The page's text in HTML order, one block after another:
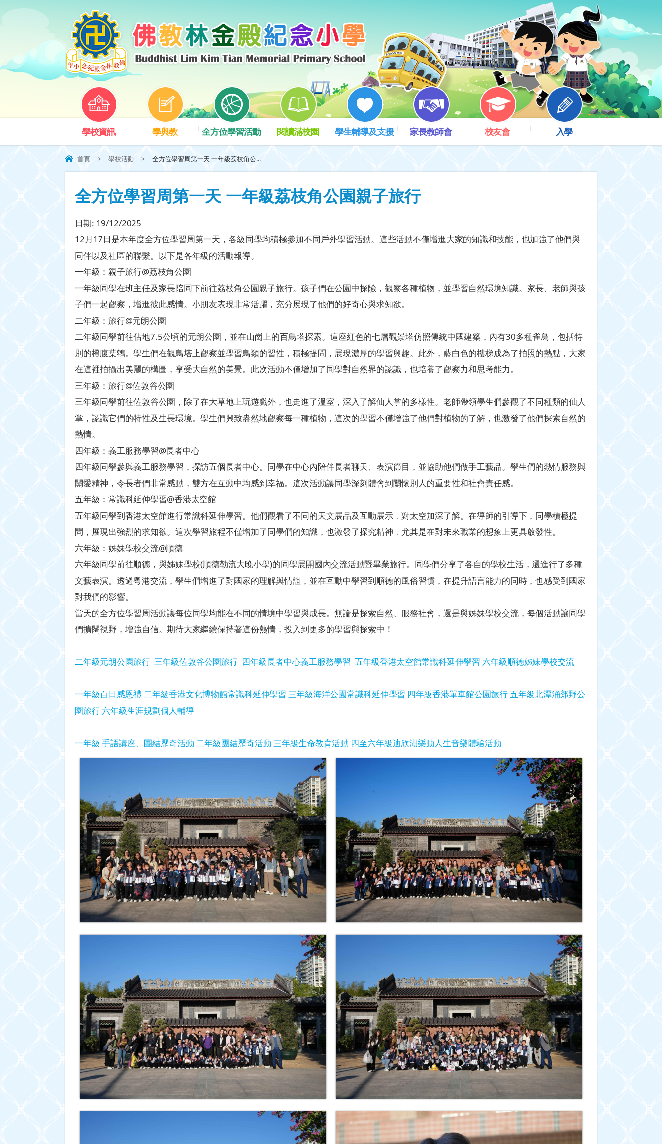
學校資訊 學與教 全方位學習活動 閱讀滿校園 學生輔導及支援 家長教師會 校友會 入學
首頁 > 學校活動 > 全方位學習周第一天 一年級荔枝角公...
全方位學習周第一天 一年級荔枝角公園親子旅行
日期: 19/12/2025
12月17日是本年度全方位學習周第一天，各級同學均積極參加不同戶外學習活動。這些活動不僅增進大家的知識和技能，也加強了他們與
同伴以及社區的聯繫。以下是各年級的活動報導。
一年級：親子旅行@荔枝角公園
一年級同學在班主任及家長陪同下前往荔枝角公園親子旅行。孩子們在公園中探險，觀察各種植物，並學習自然環境知識。家長、老師與孩
子們一起觀察，增進彼此感情。小朋友表現非常活躍，充分展現了他們的好奇心與求知欲。
二年級：旅行@元朗公園
二年級同學前往佔地7.5公頃的元朗公園，並在山崗上的百鳥塔探索。這座紅色的七層觀景塔仿照傳統中國建築，內有30多種雀鳥，包括特
別的橙腹葉鵯。學生們在觀鳥塔上觀察並學習鳥類的習性，積極提問，展現濃厚的學習興趣。此外，藍白色的樓梯成為了拍照的熱點，大家
在這裡拍攝出美麗的構圖，享受大自然的美景。此次活動不僅增加了同學對自然界的認識，也培養了觀察力和思考能力。
三年級：旅行@佐敦谷公園
三年級同學前往佐敦谷公園，除了在大草地上玩遊戲外，也走進了溫室，深入了解仙人掌的多樣性。老師帶領學生們參觀了不同種類的仙人
掌，認識它們的特性及生長環境。學生們興致盎然地觀察每一種植物，這次的學習不僅增強了他們對植物的了解，也激發了他們探索自然的
熱情。
四年級：義工服務學習@長者中心
四年級同學參與義工服務學習，探訪五個長者中心。同學在中心內陪伴長者聊天、表演節目，並協助他們做手工藝品。學生們的熱情服務與
關愛精神，令長者們非常感動，雙方在互動中均感到幸福。這次活動讓同學深刻體會到關懷別人的重要性和社會責任感。
五年級：常識科延伸學習@香港太空館
五年級同學到香港太空館進行常識科延伸學習。他們觀看了不同的天文展品及互動展示，對太空加深了解。在導師的引導下，同學積極提
問，展現出強烈的求知欲。這次學習旅程不僅增加了同學們的知識，也激發了探究精神，尤其是在對未來職業的想象上更具啟發性。
六年級：姊妹學校交流@順德
六年級同學前往順德，與姊妹學校(順德勒流大晚小學)的同學展開國內交流活動暨畢業旅行。同學們分享了各自的學校生活，還進行了多種
文藝表演。透過粵港交流，學生們增進了對國家的理解與情誼，並在互動中學習到順德的風俗習慣，在提升語言能力的同時，也感受到國家
對我們的影響。
當天的全方位學習周活動讓每位同學均能在不同的情境中學習與成長。無論是探索自然、服務社會，還是與姊妹學校交流，每個活動讓同學
們擴闊視野，增強自信。期待大家繼續保持著這份熱情，投入到更多的學習與探索中！
二年級元朗公園旅行 三年級佐敦谷公園旅行 四年級長者中心義工服務學習 五年級香港太空館常識科延伸學習 六年級順德姊妹學校交流
一年級百日感恩禮 二年級香港文化博物館常識科延伸學習 三年級海洋公園常識科延伸學習 四年級香港單車館公園旅行五年級北潭涌郊野公
園旅行 六年級生涯規劃個人輔導
一年級 手語講座、團結歷奇活動 二年級團結歷奇活動 三年級生命教育活動 四至六年級迪欣湖樂動人生音樂體驗活動